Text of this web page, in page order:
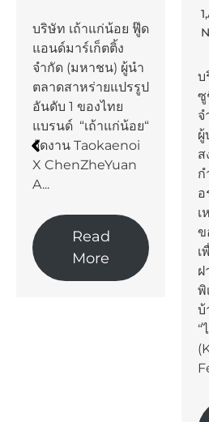
อย ฟู๊ด
) ผู้นำ
แปรรูป
ก่น้อย“
No Comments
บริษัท ไข่หวานบ้าน
ซูชิ (ประเทศไทย)
จำกัด แบรนด์ในใจที่
ผู้บริโภคนึกถึง
สงกรานต์ปีนี้ ใคร
กำลังมองหาเมนู
เหมาะกับการรวมตัว
ของครอบครัวและ
เพื่อนฝูง ขอชวนมา
ฝากท้องกับเมนูสุด
บ้านซูชิ กับแคมเปญ